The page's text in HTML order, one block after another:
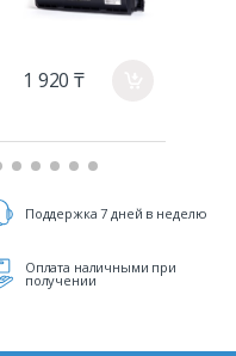
1 920 ₸
Поддержка 7 дней в неделю
Оплата наличными при
получении